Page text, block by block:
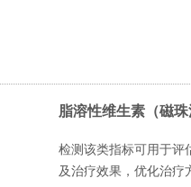
脂溶性维生素（磁珠
检测该类指标可用于评
及治疗效果，优化治疗